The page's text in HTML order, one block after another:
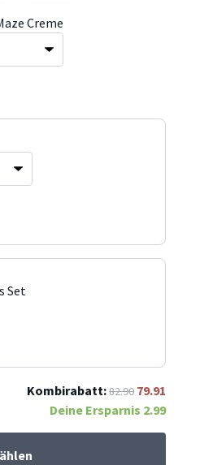
Creme
Set
Kombirabatt:82.90 79.91
Deine Ersparnis 2.99